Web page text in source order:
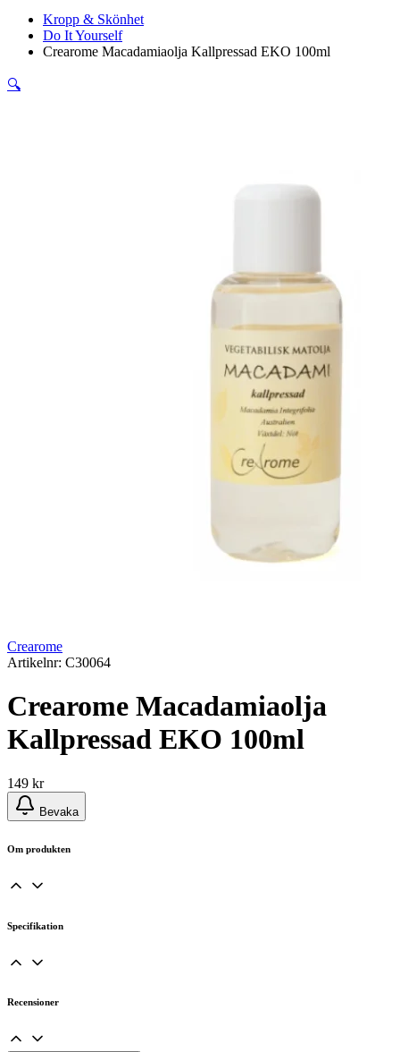
Kropp & Skönhet
Do It Yourself
Crearome Macadamiaolja Kallpressad EKO 100ml
🔍
Crearome
Artikelnr: C30064
Crearome Macadamiaolja
Kallpressad EKO 100ml
149 kr
Bevaka
Om produkten
Specifikation
Recensioner